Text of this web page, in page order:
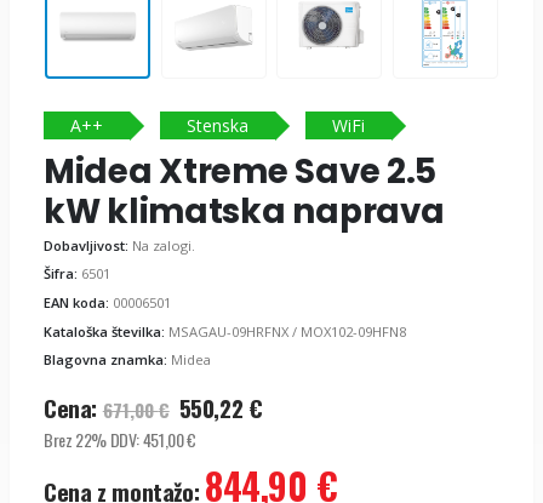
A++ Stenska WiFi
Midea Xtreme Save 2.5
kW klimatska naprava
Dobavljivost: Na zalogi.
Šifra: 6501
EAN koda: 00006501
Kataloška številka: MSAGAU-09HRFNX / MOX102-09HFN8
Blagovna znamka: Midea
Cena: 671,00€ Izvirna
cena
je
bila:
550,22 €Trenutna
550,22€
Brez 22% DDV:451,00€
Cena z montažo: 844,90 €